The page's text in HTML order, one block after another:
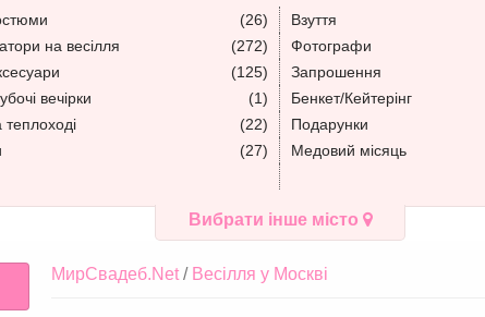
(26) Взуття
на весілля (272) Фотографи
(125) Запрошення
вечірки (1) Бенкет/Кейтерінг
теплоході (22) Подарунки
(27) Медовий місяць
Вибрати інше місто
МирСвадеб.Net Весілля у Москві